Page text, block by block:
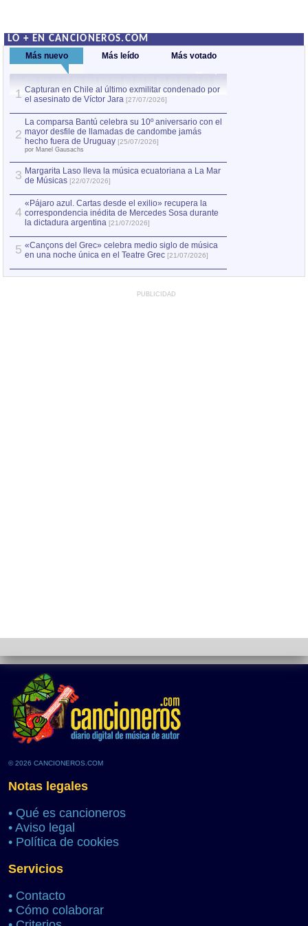
LO + EN CANCIONEROS.COM
Más nuevo Más leído Más votado
1 Capturan en Chile al último exmilitar condenado por
el asesinato de Víctor Jara [27/07/2026]
2
La comparsa Bantú celebra su 10º aniversario con el
mayor desfile de llamadas de candombe jamás
hecho fuera de Uruguay [25/07/2026]
por Manel Gausachs
3 Margarita Laso lleva la música ecuatoriana a La Mar
de Músicas [22/07/2026]
4
«Pájaro azul. Cartas desde el exilio» recupera la
correspondencia inédita de Mercedes Sosa durante
la dictadura argentina [21/07/2026]
5 «Cançons del Grec» celebra medio siglo de música
en una noche única en el Teatre Grec [21/07/2026]
PUBLICIDAD
© 2026 CANCIONEROS.COM
Notas legales
• Qué es cancioneros
• Aviso legal
• Política de cookies
Servicios
• Contacto
• Cómo colaborar